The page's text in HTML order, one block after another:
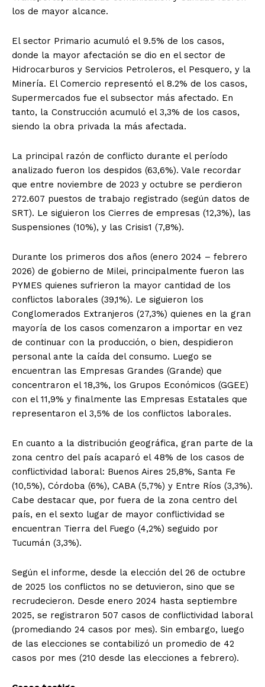
los de mayor alcance.
El sector Primario acumuló el 9.5% de los casos,
donde la mayor afectación se dio en el sector de
Hidrocarburos y Servicios Petroleros, el Pesquero, y la
Minería. El Comercio representó el 8.2% de los casos,
Supermercados fue el subsector más afectado. En
tanto, la Construcción acumuló el 3,3% de los casos,
siendo la obra privada la más afectada.
La principal razón de conflicto durante el período
analizado fueron los despidos (63,6%). Vale recordar
que entre noviembre de 2023 y octubre se perdieron
272.607 puestos de trabajo registrado (según datos de
SRT). Le siguieron los Cierres de empresas (12,3%), las
Suspensiones (10%), y las Crisis1 (7,8%).
Durante los primeros dos años (enero 2024 – febrero
2026) de gobierno de Milei, principalmente fueron las
PYMES quienes sufrieron la mayor cantidad de los
conflictos laborales (39,1%). Le siguieron los
Conglomerados Extranjeros (27,3%) quienes en la gran
mayoría de los casos comenzaron a importar en vez
de continuar con la producción, o bien, despidieron
personal ante la caída del consumo. Luego se
encuentran las Empresas Grandes (Grande) que
concentraron el 18,3%, los Grupos Económicos (GGEE)
con el 11,9% y finalmente las Empresas Estatales que
representaron el 3,5% de los conflictos laborales.
En cuanto a la distribución geográfica, gran parte de la
zona centro del país acaparó el 48% de los casos de
conflictividad laboral: Buenos Aires 25,8%, Santa Fe
(10,5%), Córdoba (6%), CABA (5,7%) y Entre Ríos (3,3%).
Cabe destacar que, por fuera de la zona centro del
país, en el sexto lugar de mayor conflictividad se
encuentran Tierra del Fuego (4,2%) seguido por
Tucumán (3,3%).
Según el informe, desde la elección del 26 de octubre
de 2025 los conflictos no se detuvieron, sino que se
recrudecieron. Desde enero 2024 hasta septiembre
2025, se registraron 507 casos de conflictividad laboral
(promediando 24 casos por mes). Sin embargo, luego
de las elecciones se contabilizó un promedio de 42
casos por mes (210 desde las elecciones a febrero).